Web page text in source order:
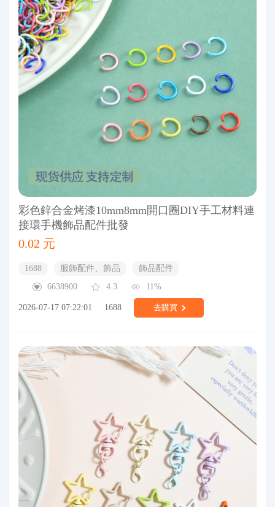
彩色鋅合金烤漆10mm8mm開口圈DIY手工材料連
接環手機飾品配件批發
0.02 元
1688 服飾配件、飾品
飾品配件
6638900
4.3 11%
2026-07-17 07:22:01 1688 去購買